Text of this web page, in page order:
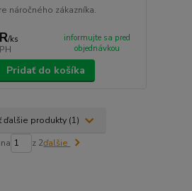
náročného zákazníka.
/ks
informujte sa pred
objednávkou
Pridať do košíka
ďalšie produkty (1)
z 2ďalšie